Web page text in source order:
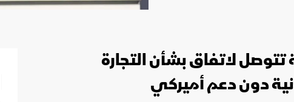
تتوصل لاتفاق بشأن التجارة
دون دعم أميركي